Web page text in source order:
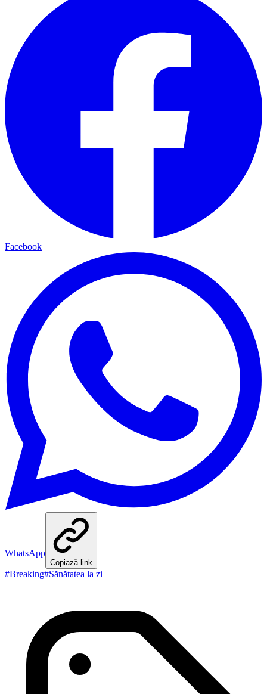
Facebook
WhatsApp
Copiază link
#Breaking#Sănătatea la zi